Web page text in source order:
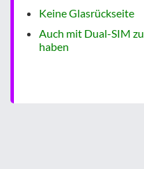
Keine Glasrückseite
Auch mit Dual-SIM zu
haben